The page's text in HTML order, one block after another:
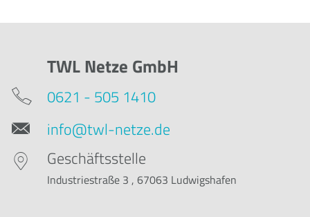
TWL Netze GmbH
0621 - 505 1410
info@twl-netze.de
Geschäftsstelle
Industriestraße 3 , 67063 Ludwigshafen